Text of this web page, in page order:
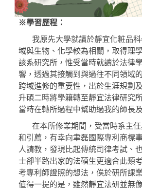
※學習歷程：
我原先大學就讀於靜宜化粧品科
域與生物、化學較為相關，取得理
該系研究所，惟受當時就讀於法律
響，透過其接觸到與過往不同領域
跨域進修的重要性，出於生涯規劃
升碩二時將學籍轉至靜宜法律研究
當時在轉所過程中幫助過我的師長
在本所修業期間，受當時系主任
和引薦，有幸向聿磊國際專利商標
人請教，發現比起傳統司律考試、
士卻半路出家的法碩生更適合此類
考專利師證照的想法，俟於研所課
值得一提的是，雖然靜宜法研並無